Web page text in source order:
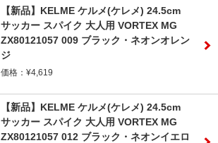
【新品】KELME ケルメ(ケレメ) 24.5cm
サッカー スパイク 大人用 VORTEX MG
ZX80121057 009 ブラック・ネオンオレン
ジ
価格：¥4,619
【新品】KELME ケルメ(ケレメ) 24.5cm
サッカー スパイク 大人用 VORTEX MG
ZX80121057 012 ブラック・ネオンイエロ